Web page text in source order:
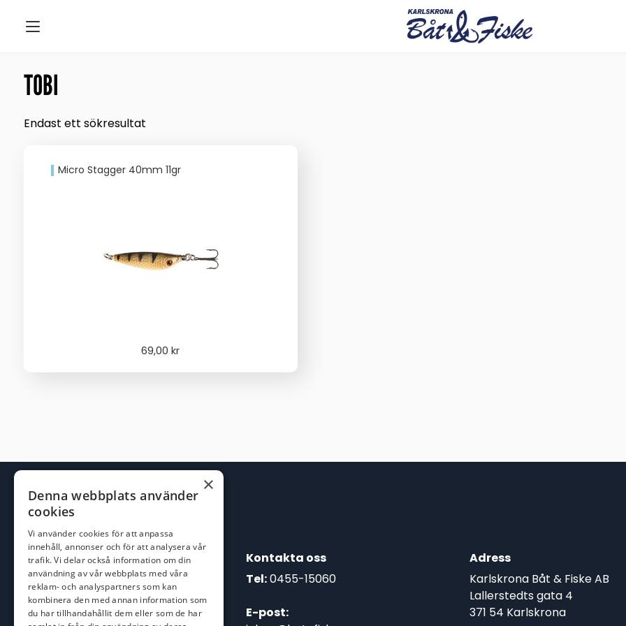
TOBI
Endast ett sökresultat
Micro Stagger 40mm 11gr
69,00kr
Kontakta oss
Tel:0455-15060
E-post:
Adress
Karlskrona Båt & Fiske AB
Lallerstedts gata 4
371 54 Karlskrona
×
Denna webbplats använder
cookies
Vi använder cookies för att anpassa
innehåll, annonser och för att analysera vår
trafik. Vi delar också information om din
användning av vår webbplats med våra
reklam- och analyspartners som kan
kombinera den med annan information som
du har tillhandahållit dem eller som de har